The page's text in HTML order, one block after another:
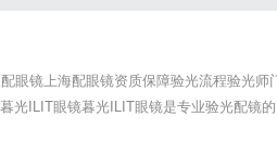
眼镜上海配眼镜资质保障验光流程验光师
光ILIT眼镜暮光ILIT眼镜是专业验光配镜的
验光、正品镜片、透明价格和直营售后为